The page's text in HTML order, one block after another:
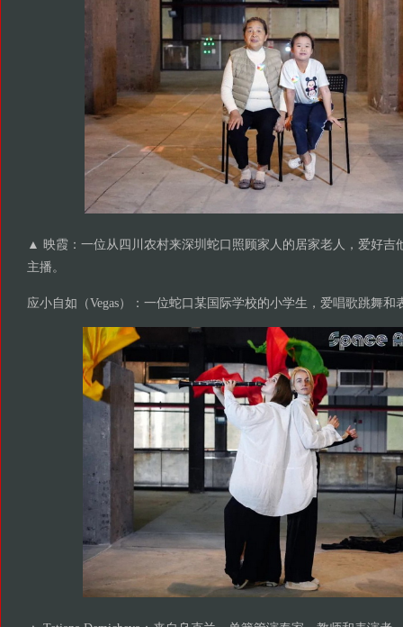
▲ 映霞：一位从四川农村来深圳蛇口照顾家人的居家老人，爱好吉
主播。
应小自如（Vegas）：一位蛇口某国际学校的小学生，爱唱歌跳舞和